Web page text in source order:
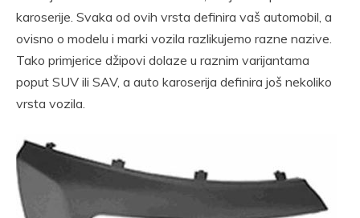
karoserije. Svaka od ovih vrsta definira vaš automobil, a
ovisno o modelu i marki vozila razlikujemo razne nazive.
Tako primjerice džipovi dolaze u raznim varijantama
poput SUV ili SAV, a auto karoserija definira još nekoliko
vrsta vozila.